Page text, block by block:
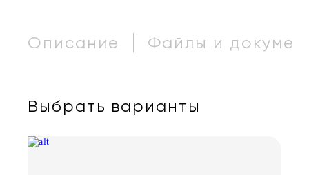
Описание Файлы и
Выбрать варианты